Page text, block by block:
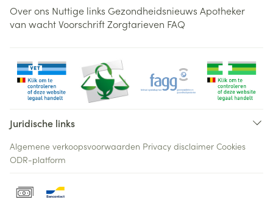
Over ons Nuttige links Gezondheidsnieuws Apotheker
van wachtVoorschriftZorgtarieven FAQ
Juridische links
Algemene verkoopsvoorwaarden Privacy disclaimer Cookies
ODR-platform